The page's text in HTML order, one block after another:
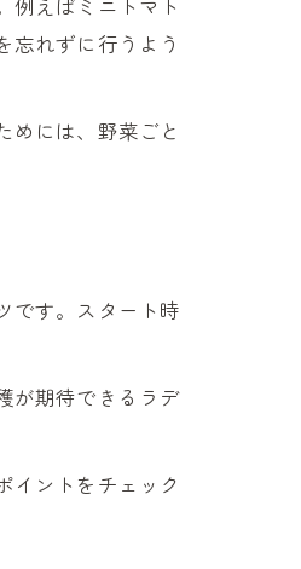
例えばミニトマト
忘れずに行うよう
めには、野菜ごと
です。スタート時
が期待できるラデ
イントをチェック